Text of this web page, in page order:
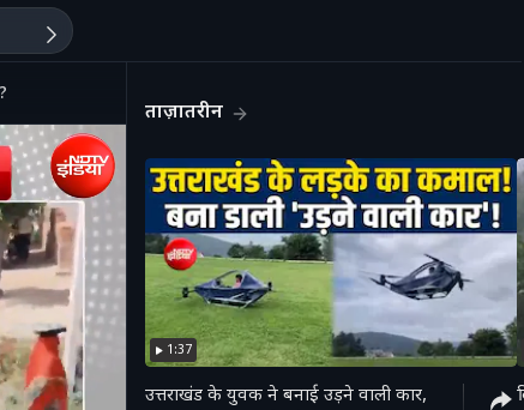
ताज़ातरीन
1:37
उत्तराखंड के युवक ने बनाई उड़ने वाली कार,